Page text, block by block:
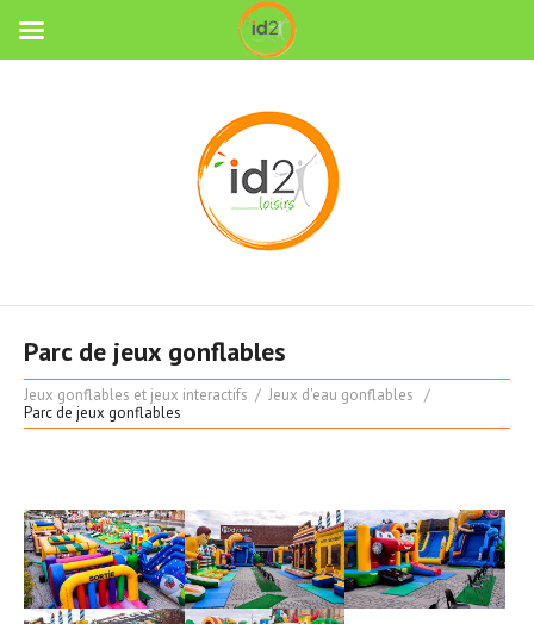
Parc de jeux gonflables
Jeux gonflables et jeux interactifs
Jeux d'eau gonflables
Parc de jeux gonflables